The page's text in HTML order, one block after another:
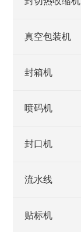
真空包装机
封箱机
喷码机
封口机
流水线
贴标机